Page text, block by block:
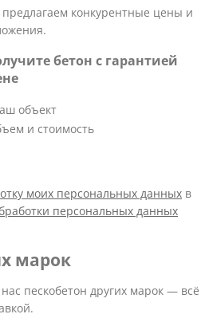
конкурентные цены и
бетон с гарантией
объект
и стоимость
моих персональных данных в
персональных данных
марок
пескобетон других марок — всё